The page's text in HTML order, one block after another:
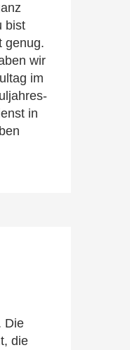
bist
genug.
wir
im
in
Die
die